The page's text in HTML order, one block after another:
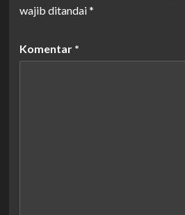
wajib ditandai*
Komentar *